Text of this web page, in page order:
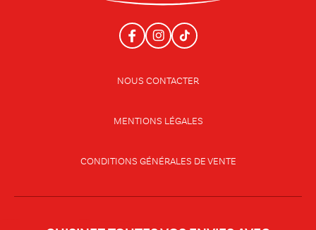
NOUS CONTACTER
MENTIONS LÉGALES
CONDITIONS GÉNÉRALES DE VENTE